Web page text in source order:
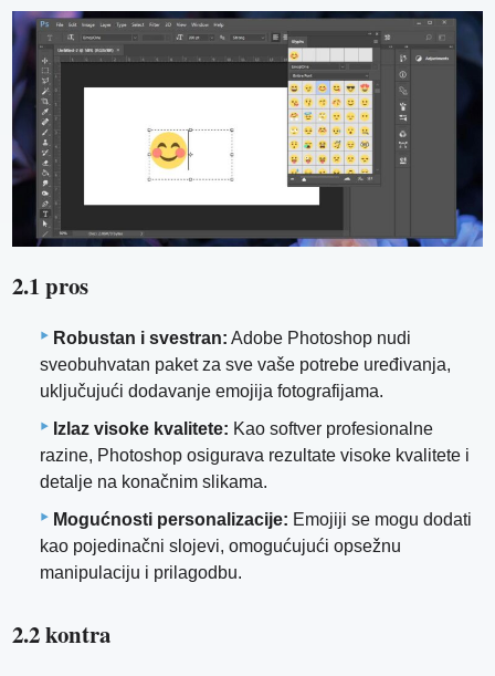
2.1 pros
Robustan i svestran: Adobe Photoshop nudi
sveobuhvatan paket za sve vaše potrebe uređivanja,
uključujući dodavanje emojija fotografijama.
Izlaz visoke kvalitete: Kao softver profesionalne
razine, Photoshop osigurava rezultate visoke kvalitete i
detalje na konačnim slikama.
Mogućnosti personalizacije: Emojiji se mogu dodati
kao pojedinačni slojevi, omogućujući opsežnu
manipulaciju i prilagodbu.
2.2 kontra